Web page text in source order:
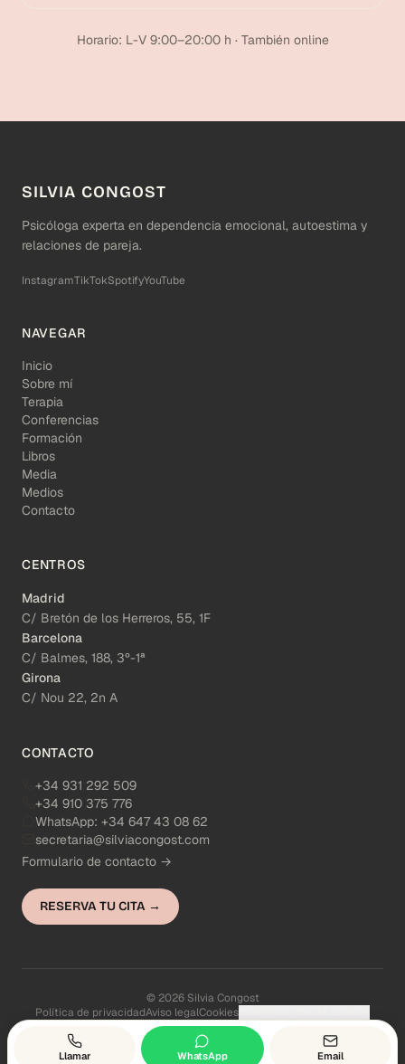
Horario: L-V 9:00–20:00 h · También online
SILVIA CONGOST
Psicóloga experta en dependencia emocional, autoestima y
relaciones de pareja.
InstagramTikTokSpotifyYouTube
NAVEGAR
Inicio
Sobre mí
Terapia
Conferencias
Formación
Libros
Media
Medios
Contacto
CENTROS
Madrid
C/ Bretón de los Herreros, 55, 1F
Barcelona
C/ Balmes, 188, 3º-1ª
Girona
C/ Nou 22, 2n A
CONTACTO
+34 931 292 509
+34 910 375 776
WhatsApp: +34 647 43 08 62
secretaria@silviacongost.com
Formulario de contacto →
RESERVA TU CITA →
© 2026 Silvia Congost
Política de privacidadAviso legalCookies
Llamar WhatsApp Email